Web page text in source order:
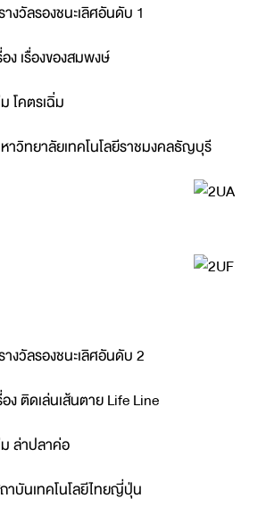
งวัลรองชนะเลิศอันดับ 1
อง เรื่องของสมพงษ์
โคตรเฉิ่ม
าวิทยาลัยเทคโนโลยีราชมงคลธัญบุรี
งวัลรองชนะเลิศอันดับ 2
อง ติดเล่นเส้นตาย Life Line
ล่าปลาค่อ
าบันเทคโนโลยีไทยญี่ปุ่น